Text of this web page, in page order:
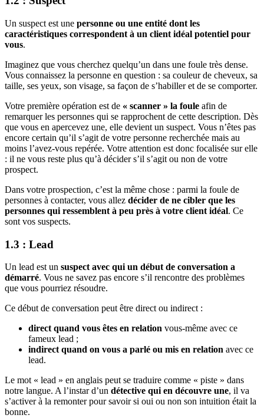
Un suspect est une personne ou une entité dont les
caractéristiques correspondent à un client idéal potentiel pour
vous.
Imaginez que vous cherchez quelqu’un dans une foule très dense.
Vous connaissez la personne en question : sa couleur de cheveux, sa
taille, ses yeux, son visage, sa façon de s’habiller et de se comporter.
Votre première opération est de « scanner » la foule afin de
remarquer les personnes qui se rapprochent de cette description. Dès
que vous en apercevez une, elle devient un suspect. Vous n’êtes pas
encore certain qu’il s’agit de votre personne recherchée mais au
moins l’avez-vous repérée. Votre attention est donc focalisée sur elle
: il ne vous reste plus qu’à décider s’il s’agit ou non de votre
prospect.
Dans votre prospection, c’est la même chose : parmi la foule de
personnes à contacter, vous allez décider de ne cibler que les
personnes qui ressemblent à peu près à votre client idéal. Ce
sont vos suspects.
1.3 : Lead
Un lead est un suspect avec qui un début de conversation a
démarré. Vous ne savez pas encore s’il rencontre des problèmes
que vous pourriez résoudre.
Ce début de conversation peut être direct ou indirect :
direct quand vous êtes en relation vous-même avec ce
fameux lead ;
indirect quand on vous a parlé ou mis en relation avec ce
lead.
Le mot « lead » en anglais peut se traduire comme « piste » dans
notre langue. A l’instar d’un détective qui en découvre une, il va
s’activer à la remonter pour savoir si oui ou non son intuition était la
bonne.